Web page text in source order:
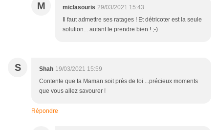
M miclasouris 29/03/2021 15:43
Il faut admettre ses ratages ! Et détricoter est la seule
solution... autant le prendre bien ! ;-)
S Shah 19/03/2021 15:59
Contente que ta Maman soit près de toi ...précieux moments
que vous allez savourer !
Répondre